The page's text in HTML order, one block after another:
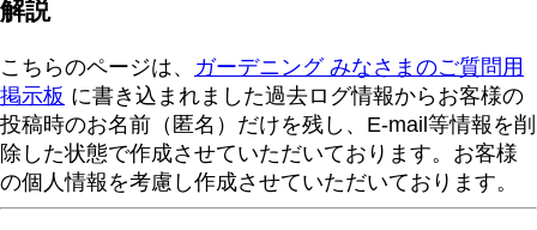
解説
こちらのページは、 ガーデニング みなさまのご質問用
掲示板 に書き込まれました過去ログ情報からお客様の
投稿時のお名前（匿名）だけを残し、E-mail等情報を削
除した状態で作成させていただいております。お客様
の個人情報を考慮し作成させていただいております。